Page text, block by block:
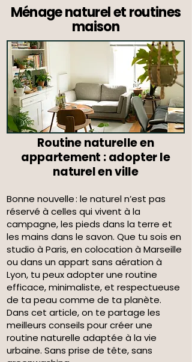
Ménage naturel et routines
maison
Routine naturelle en
appartement : adopter le
naturel en ville
Bonne nouvelle : le naturel n’est pas
réservé à celles qui vivent à la
campagne, les pieds dans la terre et
les mains dans le savon. Que tu sois en
studio à Paris, en colocation à Marseille
ou dans un appart sans aération à
Lyon, tu peux adopter une routine
efficace, minimaliste, et respectueuse
de ta peau comme de ta planète.
Dans cet article, on te partage les
meilleurs conseils pour créer une
routine naturelle adaptée à la vie
urbaine. Sans prise de tête, sans